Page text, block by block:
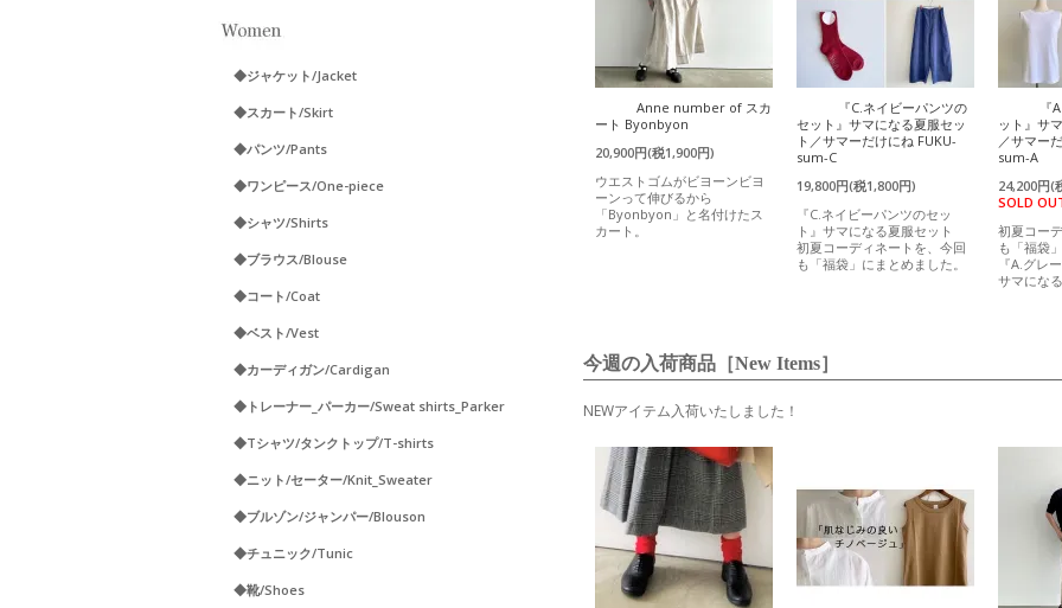
◆ジャケット/Jacket
◆スカート/Skirt
◆パンツ/Pants
◆ワンピース/One-piece
◆シャツ/Shirts
◆ブラウス/Blouse
◆コート/Coat
◆ベスト/Vest
◆カーディガン/Cardigan
◆トレーナー_パーカー/Sweat shirts_Parker
◆Tシャツ/タンクトップ/T-shirts
◆ニット/セーター/Knit_Sweater
◆ブルゾン/ジャンパー/Blouson
◆チュニック/Tunic
◆靴/Shoes
Anne number of スカ
ート Byonbyon
20,900円(税1,900円)
ウエストゴムがビヨーンビヨ
ーンって伸びるから
「Byonbyon」と名付けたス
カート。
『C.ネイビーパンツの
セット』サマになる夏服セッ
ト／サマーだけにね FUKU-
sum-C
19,800円(税1,800円)
『C.ネイビーパンツのセッ
ト』サマになる夏服セット
初夏コーディネートを、今回
も「福袋」にまとめました。
『
ット』サ
／サマー
sum-A
24,200円(
SOLD
初夏コー
も「福袋
『A.グレ
サマにな
今週の入荷商品［New Items］
NEWアイテム入荷いたしました！